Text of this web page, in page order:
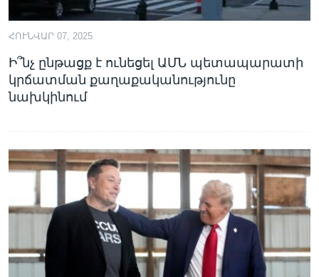
ՀՈՒՆՎԱՐ 07, 2025
Ի՞նչ ընթացք է ունեցել ԱՄՆ պետապարատի
կրճատման քաղաքականությունը
նախկինում